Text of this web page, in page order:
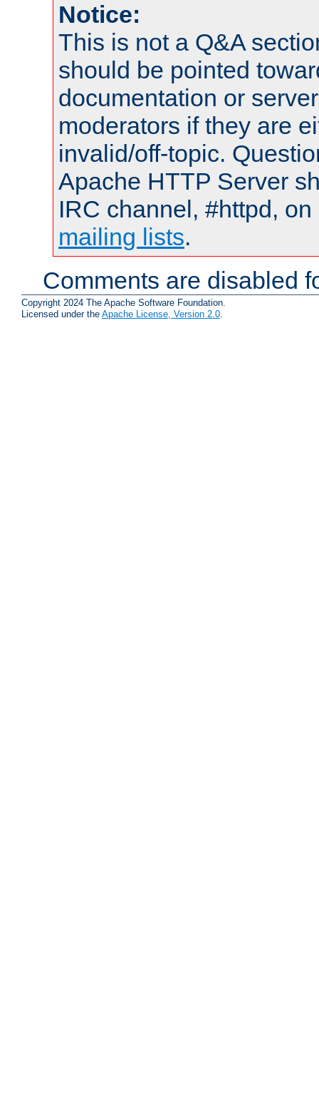
Notice:
This is not a Q&A
should be pointed
documentation or
moderators if they are
invalid/off-topic.
Apache HTTP Server
IRC channel, #httpd,
mailing lists.
Comments are disabled
Copyright 2024 The Apache Software Foundation.
Licensed under the Apache License, Version 2.0